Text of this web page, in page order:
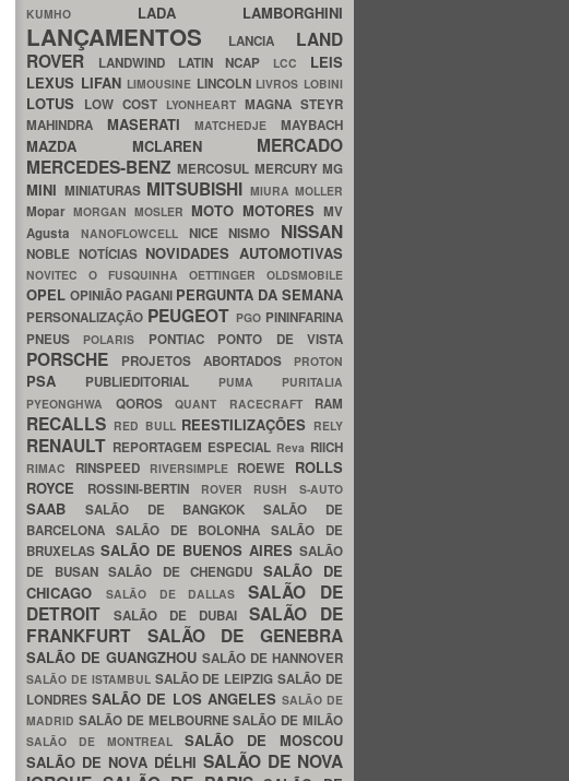
KUMHO LADA LAMBORGHINI
LANÇAMENTOS LANCIA LAND
ROVER
LANDWIND LATIN NCAP LCC LEIS
LEXUS LIFAN LIMOUSINE LINCOLN LIVROS LOBINI
LOTUS LOW COST LYONHEART MAGNA STEYR
MAHINDRA MASERATIMATCHEDJEMAYBACH
MAZDA MCLAREN MERCADO
MERCEDES-BENZMERCOSUL MERCURYMG
MINI MINIATURAS MITSUBISHI MIURA MOLLER
Mopar MORGAN MOSLER MOTO MOTORES MV
Agusta NANOFLOWCELL NICENISMO NISSAN
NOBLE NOTÍCIAS NOVIDADES AUTOMOTIVAS
NOVITEC O FUSQUINHA OETTINGER OLDSMOBILE
OPEL OPINIÃO PAGANI PERGUNTA DA SEMANA
PERSONALIZAÇÃO PEUGEOT PGO PININFARINA
PNEUS
POLARIS PONTIAC PONTO DE VISTA
PORSCHE PROJETOS ABORTADOS PROTON
PSA PUBLIEDITORIAL PUMA PURITALIA
PYEONGHWA QOROS QUANT RACECRAFT RAM
RECALLS RED BULL REESTILIZAÇÕES RELY
RENAULT REPORTAGEM ESPECIAL Reva RIICH
RIMAC RINSPEED RIVERSIMPLE ROEWE ROLLS
ROYCE
ROSSINI-BERTIN ROVER RUSH S-AUTO
SAAB SALÃO DE BANGKOKSALÃO DE
BARCELONA SALÃO DE BOLONHASALÃO DE
BRUXELAS SALÃO DE BUENOS AIRES SALÃO
DE BUSAN SALÃO DE CHENGDU SALÃO DE
CHICAGO
SALÃO DE DALLASSALÃO DE
DETROIT
SALÃO DE DUBAI SALÃO DE
FRANKFURT SALÃO DE GENEBRA
SALÃO DE GUANGZHOU SALÃO DE HANNOVER
SALÃO DE ISTAMBUL SALÃO DE LEIPZIGSALÃO DE
LONDRESSALÃO DE LOS ANGELES SALÃO DE
MADRID SALÃO DE MELBOURNESALÃO DE MILÃO
SALÃO DE MONTREAL SALÃO DE MOSCOU
SALÃO DE NOVA DÉLHI SALÃO DE NOVA